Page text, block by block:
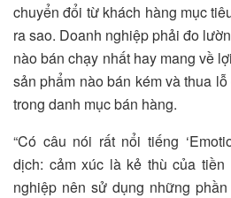
chuyển đổi từ khách hàng mục
ra sao. Doanh nghiệp phải đo
nào bán chạy nhất hay mang về
sản phẩm nào bán kém và thua
trong danh mục bán hàng.
“Có câu nói rất nổi tiếng
dịch: cảm xúc là kẻ thù của
nghiệp nên sử dụng những